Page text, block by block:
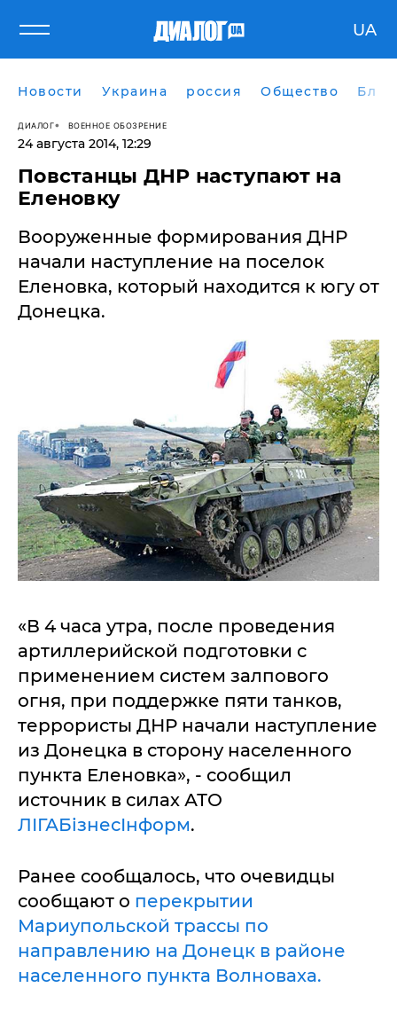
UA
Новости Украина россия Общество
ДИАЛОГ ВОЕННОЕ ОБОЗРЕНИЕ
24 августа 2014, 12:29
Повстанцы ДНР наступают на
Еленовку
Вооруженные формирования ДНР
начали наступление на поселок
Еленовка, который находится к югу от
Донецка.
«В 4 часа утра, после проведения
артиллерийской подготовки с
применением систем залпового
огня, при поддержке пяти танков,
террористы ДНР начали наступление
из Донецка в сторону населенного
пункта Еленовка», - сообщил
источник в силах АТО
ЛІГАБізнесІнформ.
Ранее сообщалось, что очевидцы
сообщают о перекрытии
Мариупольской трассы по
направлению на Донецк в районе
населенного пункта Волноваха.